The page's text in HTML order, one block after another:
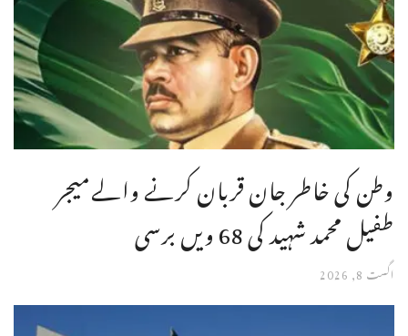
وطن کی خاطر جان قربان کرنے والےمیجر
طفیل محمد شہید کی 68 ویں برسی
اگست 8, 2026